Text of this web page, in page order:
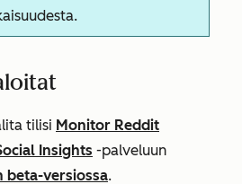
tilisi Monitor Reddit
Insights -palveluun
beta-versiossa.